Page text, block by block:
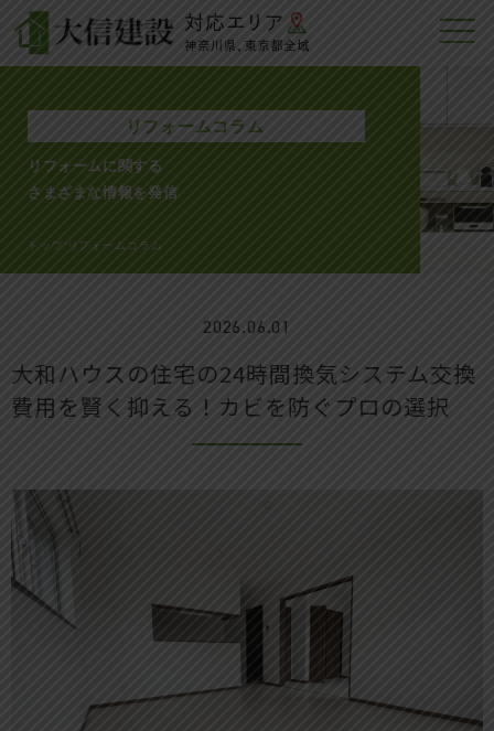
リフォームコラム
リフォームに関する
さまざまな情報を発信
トップ >リフォームコラム
2026.06.01
大和ハウスの住宅の24時間換気システム交換
費用を賢く抑える！カビを防ぐプロの選択